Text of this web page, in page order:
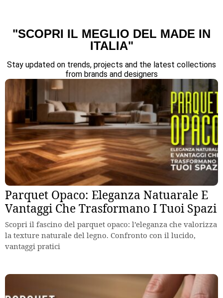
"SCOPRI IL MEGLIO DEL MADE IN
ITALIA"
Stay updated on trends, projects and the latest collections
from brands and designers
Parquet Opaco: Eleganza Natuarale E
Vantaggi Che Trasformano I Tuoi Spazi
Scopri il fascino del parquet opaco: l’eleganza che valorizza
la texture naturale del legno. Confronto con il lucido,
vantaggi pratici